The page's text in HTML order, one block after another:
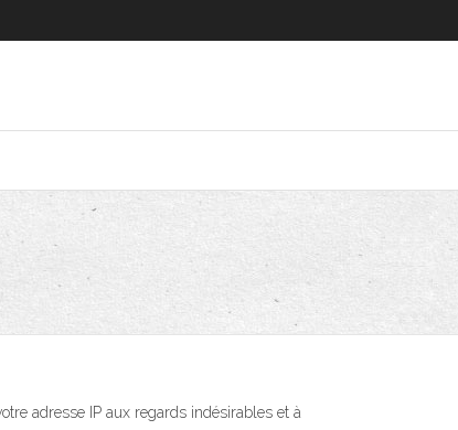
adresse IP aux regards indésirables et à